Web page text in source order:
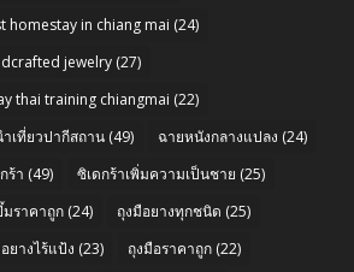
homestay in chiang mai (24)
jewelry(27)
thai training chiangmai (22)
เที่ยวปากีสถาน(49) ฉายหนังกลางแปลง (24)
ร้า (49) ซิเดกร้าเพิ่มความเป็นชาย (25)
ราคาถูก(24) ถุงมือยางทุกชนิด (25)
ยางไร้แป้ง (23) ถุงมือราคาถูก(22)